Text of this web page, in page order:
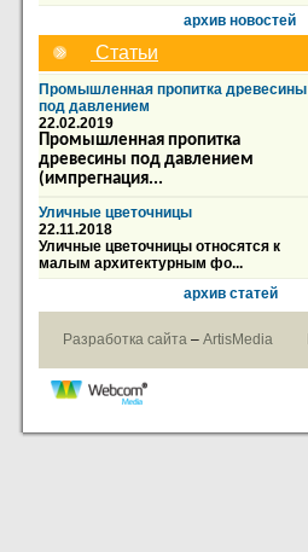
архив новостей
Статьи
Промышленная пропитка древесины
под давлением
22.02.2019
Промышленная пропитка
древесины под давлением
(импрегнация...
Уличные цветочницы
22.11.2018
Уличные цветочницы относятся к
малым архитектурным фо...
архив статей
Разработка сайта – ArtisMedia